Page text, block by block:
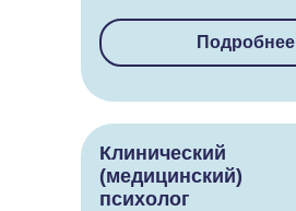
Подробнее
Клинический
(медицинский)
психолог